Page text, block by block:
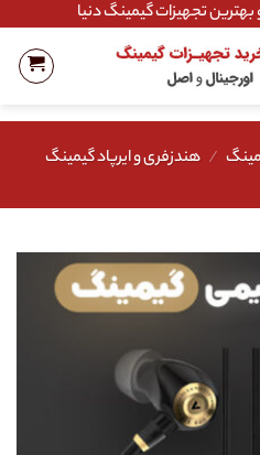
تجهیزات گیمینگ دنیا
/ هندزفری و ایرپاد گیمینگ